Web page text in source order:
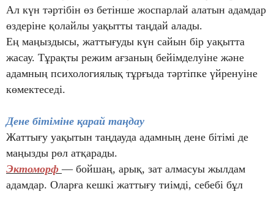
Ал күн тәртібін өз бетінше жоспарлай алатын адамдар
өздеріне қолайлы уақытты таңдай алады.
Ең маңыздысы, жаттығуды күн сайын бір уақытта
жасау. Тұрақты режим ағзаның бейімделуіне және
адамның психологиялық тұрғыда тәртіпке үйренуіне
көмектеседі.
Дене бітіміне қарай таңдау
Жаттығу уақытын таңдауда адамның дене бітімі де
маңызды рөл атқарады.
Эктоморф — бойшаң, арық, зат алмасуы жылдам
адамдар. Оларға кешкі жаттығу тиімді, себебі бұл